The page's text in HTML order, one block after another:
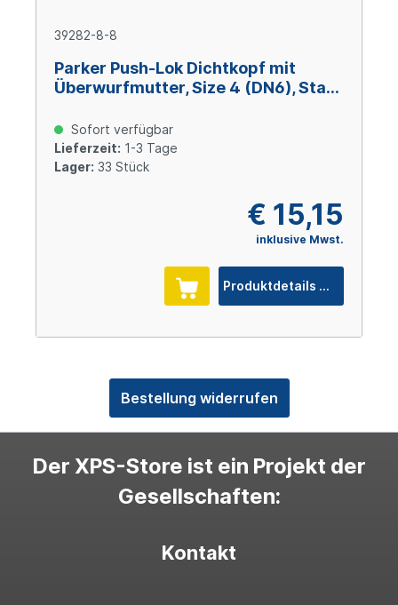
39282-8-8
Parker Push-Lok Dichtkopf mit
Überwurfmutter, Size 4 (DN6), Stahl
Sofort verfügbar
Lieferzeit: 1-3 Tage
Lager: 33 Stück
€ 15,15
inklusive Mwst.
Produktdetails
Bestellung widerrufen
Der XPS-Store ist ein Projekt der
Gesellschaften:
Kontakt